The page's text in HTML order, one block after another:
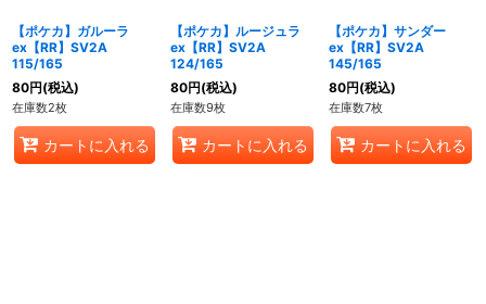
【ポケカ】ガルーラ
ex【RR】SV2A
115/165
80円(税込)
在庫数2枚
カートに入れる
【ポケカ】ルージュラ
ex【RR】SV2A
124/165
80円(税込)
在庫数9枚
カートに入れる
【ポケカ】サンダー
ex【RR】SV2A
145/165
80円(税込)
在庫数7枚
カートに入れる